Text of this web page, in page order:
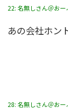
22: 名無しさん＠おー
あの会社ホン
28: 名無しさん＠おー